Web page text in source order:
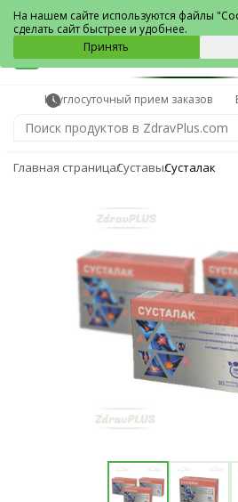
Сегежа
Круглосуточный прием заказов
Главная страницаСуставыСусталак
На нашем сайте используются файлы
сделать сайт быстрее и удобнее.
Принять